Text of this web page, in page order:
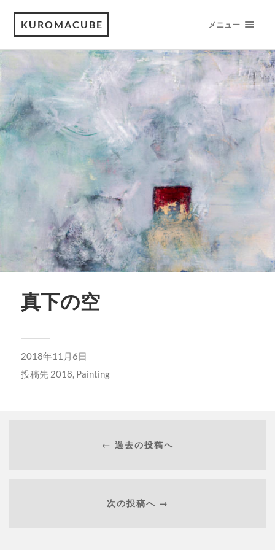
KUROMACUBE メニュー
真下の空
2018年11月6日
投稿先 2018, Painting
← 過去の投稿へ
次の投稿へ →